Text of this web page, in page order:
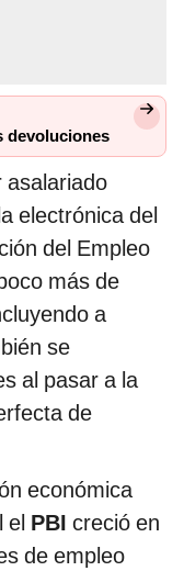
devoluciones
asalariado
electrónica del
del Empleo
más de
a
se
al pasar a la
de
económica
el PBI creció en
de empleo